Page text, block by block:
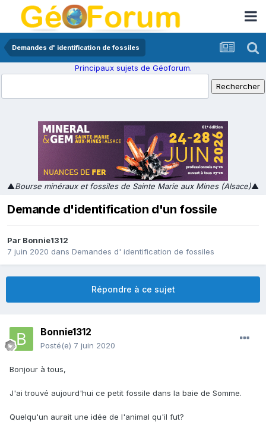
Demandes d' identification de fossiles
Principaux sujets de Géoforum.
▲Bourse minéraux et fossiles de Sainte Marie aux Mines (Alsace)▲
Demande d'identification d'un fossile
Par Bonnie1312
7 juin 2020 dans Demandes d' identification de fossiles
Répondre à ce sujet
Bonnie1312
Posté(e) 7 juin 2020
Bonjour à tous,
J'ai trouvé aujourd'hui ce petit fossile dans la baie de Somme.
Quelqu'un aurait une idée de l'animal qu'il fut?